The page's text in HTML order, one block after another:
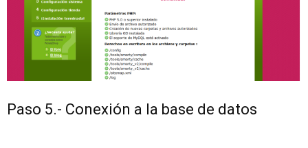
Paso 5.- Conexión a la base de datos